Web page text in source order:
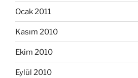
Ocak 2011
Kasım 2010
Ekim 2010
Eylül 2010